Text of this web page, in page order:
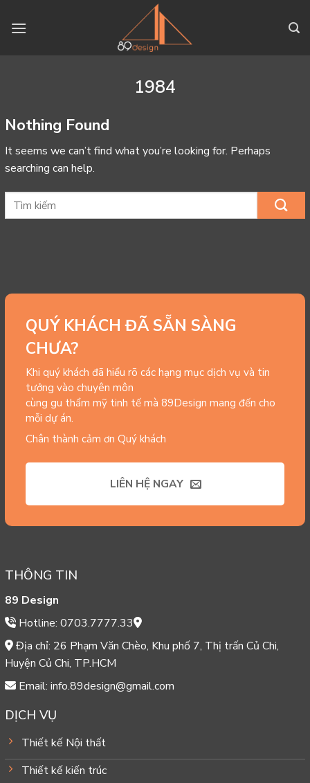
1984
Nothing Found
It seems we can’t find what you’re looking for. Perhaps
searching can help.
QUÝ KHÁCH ĐÃ SẴN SÀNG
CHƯA?
Khi quý khách đã hiểu rõ các hạng mục dịch vụ và tin
tưởng vào chuyên môn
cùng gu thẩm mỹ tinh tế mà 89Design mang đến cho
mỗi dự án.
Chân thành cảm ơn Quý khách
LIÊN HỆ NGAY
THÔNG TIN
89 Design
Hotline: 0703.7777.33
Địa chỉ: 26 Phạm Văn Chèo, Khu phố 7, Thị trấn Củ Chi,
Huyện Củ Chi, TP.HCM
Email: info.89design@gmail.com
DỊCH VỤ
Thiết kế Nội thất
Thiết kế kiến trúc